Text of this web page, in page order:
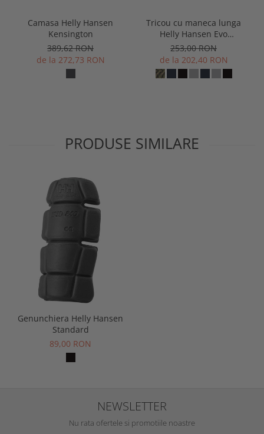
Camasa Helly Hansen
Kensington
389,62 RON
de la 272,73 RON
Tricou cu maneca lunga
Helly Hansen Evo
Longsleeve
253,00 RON
de la 202,40 RON
PRODUSE SIMILARE
Genunchiera Helly Hansen
Standard
89,00 RON
NEWSLETTER
Nu rata ofertele si promotiile noastre